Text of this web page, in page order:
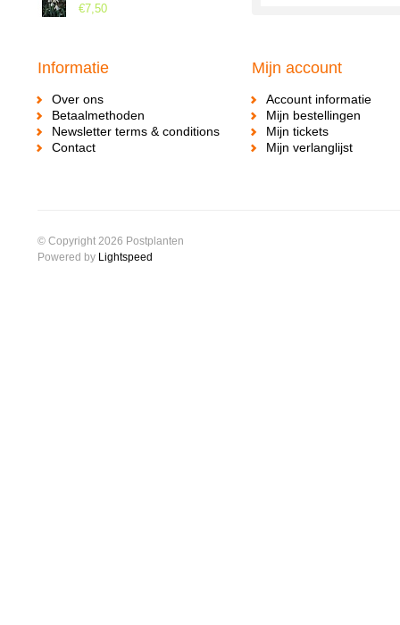
€7,50
Informatie
Over ons
Betaalmethoden
Newsletter terms & conditions
Contact
Mijn account
Account informatie
Mijn bestellingen
Mijn tickets
Mijn verlanglijst
© Copyright 2026 Postplanten
Powered by Lightspeed